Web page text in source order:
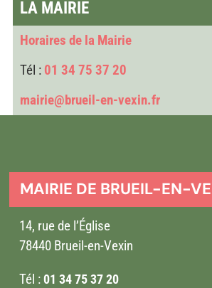
LA MAIRIE
Horaires de la Mairie
Tél : 01 34 75 37 20
mairie@brueil-en-vexin.fr
MAIRIE DE BRUEIL-EN-
14, rue de l’Église
78440 Brueil-en-Vexin
Tél :01 34 75 37 20